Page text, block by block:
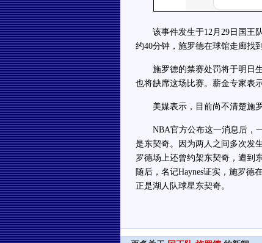
该事件发生于12月29日国王队
约40分钟，施罗德在球馆走廊找
施罗德的禁赛处罚将于明日生
也将缺席这场比赛。薪金专家表
美媒表示，目前尚不清楚施罗
NBA官方公布这一消息后，一
是东契奇。因为两人之间多次发
罗德场上还曾约架东契奇，遭到
随后，名记Haynes证实，施罗德
正是湖人队球星东契奇。